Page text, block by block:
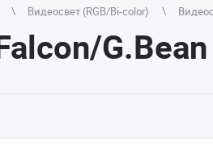
Видеосвет (RGB/Bi-color)
G.Bean